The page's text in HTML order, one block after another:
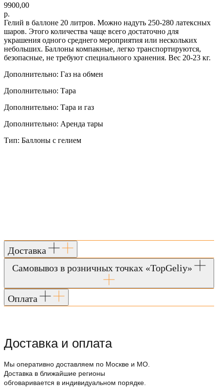
9900,00
р.
Гелий в баллоне 20 литров. Можно надуть 250-280 латексных
шаров. Этого количества чаще всего достаточно для
украшения одного среднего мероприятия или нескольких
небольших. Баллоны компакные, легко транспортируются,
безопасные, не требуют специального хранения. Вес 20-23 кг.
Дополнительно: Газ на обмен
Дополнительно: Тара
Дополнительно: Тара и газ
Дополнительно: Аренда тары
Тип: Баллоны с гелием
Доставка и оплата
Мы оперативно доставляем по Москве и МО.
Доставка в ближайшие регионы
обговаривается в индивидуальном порядке.
Доставка
Самовывоз в розничных точках «TopGeliy»
Оплата